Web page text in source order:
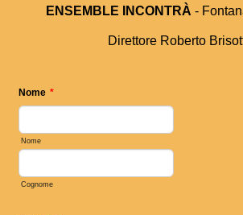
ENSEMBLE INCONTRÀ -
Direttore Roberto
Nome *
Nome
Cognome